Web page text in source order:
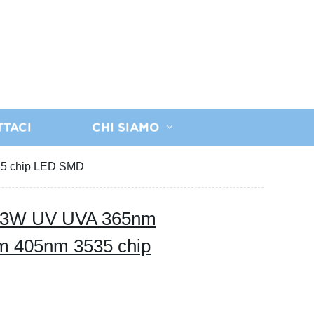
CHI SIAMO
chip LED SMD
UV UVA 365nm
405nm 3535 chip